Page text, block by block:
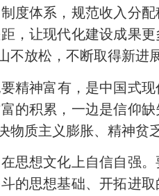
度体系，规范收入分
，让现代化建设成果
放松，不断取得新进展
精神富有，是中国式
的积累，一边是信仰
质主义膨胀、精神贫
想文化上自信自强。
的思想基础、开拓进